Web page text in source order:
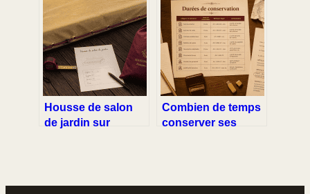
fiscales pour
réduire votre
facture de
rénovation
immédiate et 4
stratégies pour
alléger votre
budget décoration
Housse de salon
de jardin sur
protéger
Combien de temps
conserver ses